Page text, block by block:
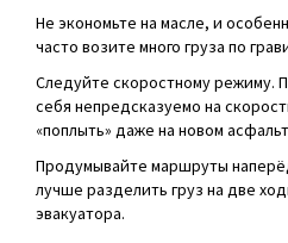
Не экономьте на масле, и
часто возите много груза по
Следуйте скоростному режиму.
себя непредсказуемо на
«поплыть» даже на новом
Продумывайте маршруты
лучше разделить груз на две
эвакуатора.